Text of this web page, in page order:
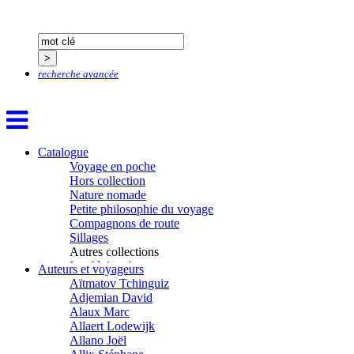
recherche avancée
Catalogue
Voyage en poche
Hors collection
Nature nomade
Petite philosophie du voyage
Compagnons de route
Sillages
Autres collections
La clé des champs
Chemins d’étoiles
Visions
Auteurs et voyageurs
Aïtmatov Tchinguiz
Adjemian David
Alaux Marc
Allaert Lodewijk
Allano Joël